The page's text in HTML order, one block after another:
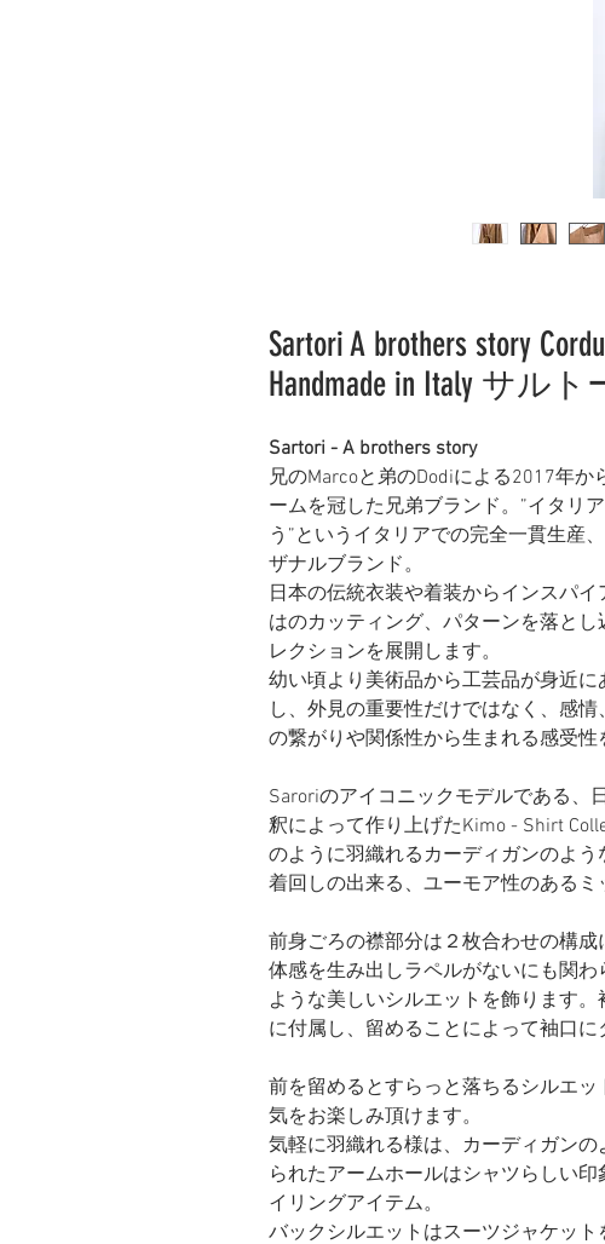
Sartori A brothers story
Handmade in Italy サル
Sartori - A brothers story
兄のMarcoと弟のDodiによる2017年
ームを冠した兄弟ブランド。”イタリ
う”というイタリアでの完全一貫生産
ザナルブランド。
日本の伝統衣装や着装からインスパ
はのカッティング、パターンを落と
レクションを展開します。
幼い頃より美術品から工芸品が身近
し、外見の重要性だけではなく、感
の繋がりや関係性から生まれる感受性
Saroriのアイコニックモデルである、
釈によって作り上げたKimo - Shirt
のように羽織れるカーディガンのよ
着回しの出来る、ユーモア性のあるミ
前身ごろの襟部分は２枚合わせの構
体感を生み出しラペルがないにも関
ような美しいシルエットを飾ります
に付属し、留めることによって袖口に
前を留めるとすらっと落ちるシルエッ
気をお楽しみ頂けます。
気軽に羽織れる様は、カーディガン
られたアームホールはシャツらしい
イリングアイテム。
バックシルエットはスーツジャケッ